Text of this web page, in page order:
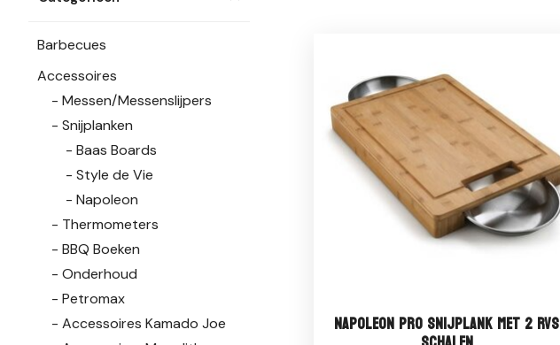
Barbecues
Accessoires
Messen/Messenslijpers
Snijplanken
Baas Boards
Style de Vie
Napoleon
Thermometers
BBQ Boeken
Onderhoud
Petromax
Accessoires Kamado Joe
Napoleon PRO Snijplank met 2 RVS